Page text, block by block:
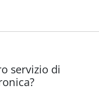
servizio di